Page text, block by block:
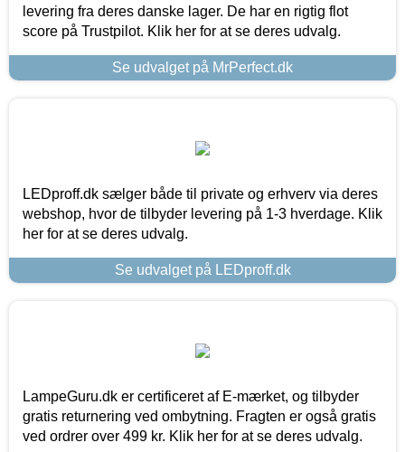
levering fra deres danske lager. De har en rigtig flot
score på Trustpilot. Klik her for at se deres udvalg.
Se udvalget på MrPerfect.dk
LEDproff.dk sælger både til private og erhverv via deres
webshop, hvor de tilbyder levering på 1-3 hverdage. Klik
her for at se deres udvalg.
Se udvalget på LEDproff.dk
LampeGuru.dk er certificeret af E-mærket, og tilbyder
gratis returnering ved ombytning. Fragten er også gratis
ved ordrer over 499 kr. Klik her for at se deres udvalg.